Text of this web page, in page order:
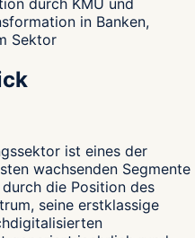
in Banken,
Sektor
ist eines der
wachsenden Segmente
die Position des
seine erstklassige